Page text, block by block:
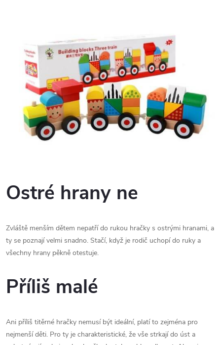
Ostré hrany ne
Zvláště menším dětem nepatří do rukou hračky s ostrými hranami, a
ty se poznají velmi snadno. Stačí, když je rodič uchopí do ruky a
všechny hrany pěkně otestuje.
Příliš malé
Ani příliš titěrné hračky nemusí být ideální, platí to zejména pro
nejmenší děti. Pro ty je charakteristické, že vše strkají do úst a